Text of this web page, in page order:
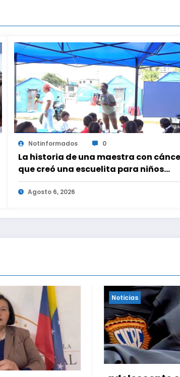
Notinformados 0
La historia de una maestra con
que creó una escuelita para niños
damnificados en La Guaira
Agosto 6, 2026
Noticias